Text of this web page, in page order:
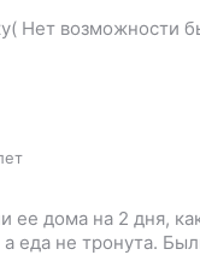
Нет возможности
ее дома на 2 дня,
еда не тронута.